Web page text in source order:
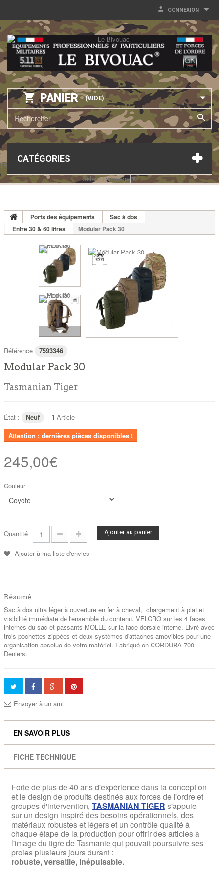
CONNEXION
PANIER (VIDE)
CATÉGORIES
TRANSLATE THIS PAGE
Select Language▼
Ports des équipements
Sac à dos
Entre 30 & 60 litres
Modular Pack 30
Référence 7593346
Modular Pack 30
Tasmanian Tiger
État : Neuf 1 Article
Attention : dernières pièces disponibles !
245,00€
Couleur
Quantité Ajouter au panier
Ajouter à ma liste d'envies
Résumé
Sac à dos ultra léger à ouverture en fer à cheval, chargement à plat et
visibilité immédiate de l'ensemble du contenu. VELCRO sur les 4 faces
internes du sac et passants MOLLE sur la face dorsale interne. Livré avec
trois pochettes zippées et deux systèmes d'attaches amovibles pour une
organisation absolue de votre matériel. Fabriqué en CORDURA 700
Deniers.
Envoyer à un ami
EN SAVOIR PLUS
FICHE TECHNIQUE
Forte de plus de 40 ans d'expérience dans la conception
et le design de produits destinés aux forces de l'ordre et
groupes d'intervention, TASMANIAN TIGER s'appuie
sur un design inspiré des besoins opérationnels, des
matériaux robustes et légers et un contrôle qualité à
chaque étape de la production pour offrir des articles à
l'image du tigre de Tasmanie qui pouvait poursuivre ses
proies plusieurs jours durant :
robuste, versatile, inépuisable.